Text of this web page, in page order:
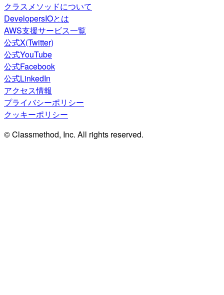
クラスメソッドについて
DevelopersIOとは
AWS支援サービス一覧
公式X(Twitter)
公式YouTube
公式Facebook
公式LinkedIn
アクセス情報
プライバシーポリシー
クッキーポリシー
© Classmethod, Inc. All rights reserved.